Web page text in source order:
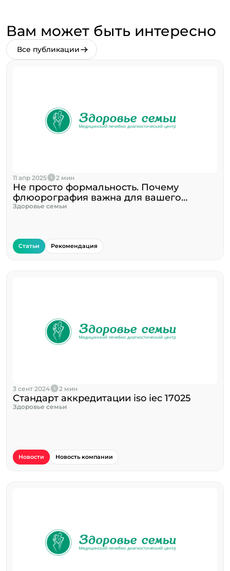
Вам может быть интересно
Все публикации
11 апр 2025 2 мин
Не просто формальность. Почему
флюорография важна для вашего
здоровья?
Здоровье семьи
Статьи Рекомендация
3 сент 2024 2 мин
Стандарт аккредитации iso iec 17025
Здоровье семьи
Новости Новость компании